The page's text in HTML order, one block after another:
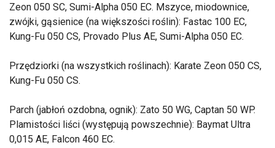
Zeon 050 SC, Sumi-Alpha 050 EC. Mszyce, miodownice,
zwójki, gąsienice (na większości roślin): Fastac 100 EC,
Kung-Fu 050 CS, Provado Plus AE, Sumi-Alpha 050 EC.
Przędziorki (na wszystkich roślinach): Karate Zeon 050 CS,
Kung-Fu 050 CS.
Parch (jabłoń ozdobna, ognik): Zato 50 WG, Captan 50 WP.
Plamistości liści (występują powszechnie): Baymat Ultra
0,015 AE, Falcon 460 EC.